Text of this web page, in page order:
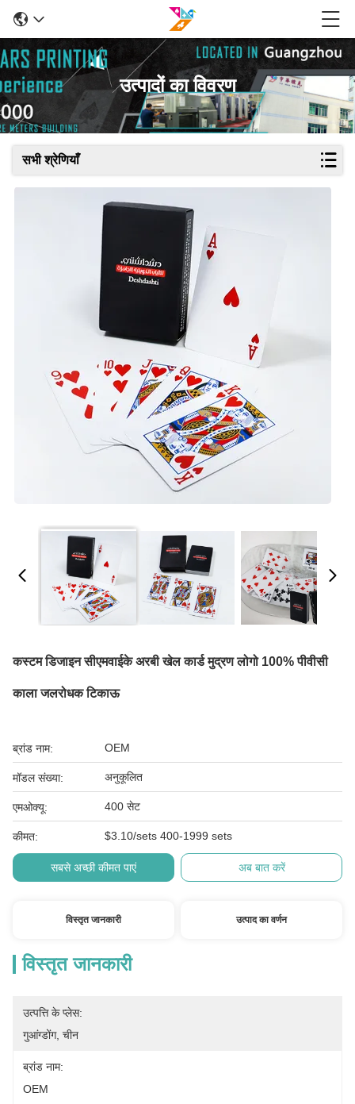
उत्पादों का विवरण
सभी श्रेणियाँ
कस्टम डिजाइन सीएमवाईके अरबी खेल कार्ड मुद्रण लोगो 100% पीवीसी
काला जलरोधक टिकाऊ
ब्रांड नाम: OEM
मॉडल संख्या: अनुकूलित
एमओक्यू: 400 सेट
कीमत: $3.10/sets 400-1999 sets
सबसे अच्छी कीमत पाएं अब बात करें
विस्तृत जानकारी उत्पाद का वर्णन
विस्तृत जानकारी
उत्पत्ति के प्लेस:
गुआंग्डोंग, चीन
ब्रांड नाम:
OEM